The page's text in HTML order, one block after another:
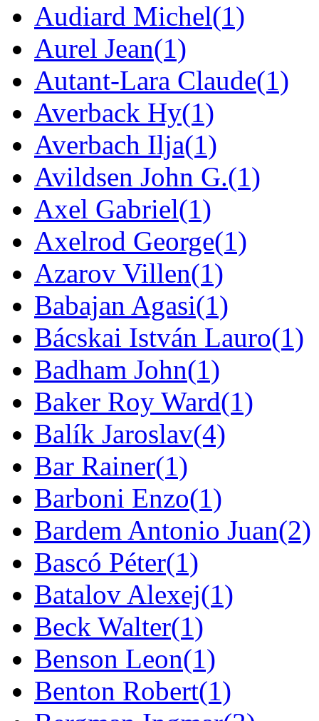
Audiard Michel(1)
Aurel Jean(1)
Autant-Lara Claude(1)
Averback Hy(1)
Averbach Ilja(1)
Avildsen John G.(1)
Axel Gabriel(1)
Axelrod George(1)
Azarov Villen(1)
Babajan Agasi(1)
Bácskai István Lauro(1)
Badham John(1)
Baker Roy Ward(1)
Balík Jaroslav(4)
Bar Rainer(1)
Barboni Enzo(1)
Bardem Antonio Juan(2)
Bascó Péter(1)
Batalov Alexej(1)
Beck Walter(1)
Benson Leon(1)
Benton Robert(1)